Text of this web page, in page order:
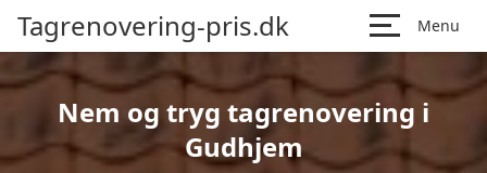
Tagrenovering-pris.dk Menu
Nem og tryg tagrenovering i
Gudhjem